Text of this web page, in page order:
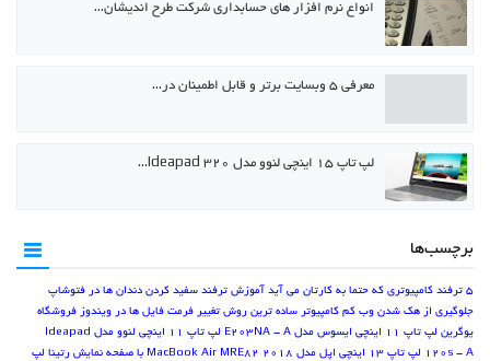
انواع نرم افزار های حسابداری شرکت طرح اندیشان…
معرفی ۵ وبسایت برتر و قابل اطمینان در…
لپ تاپ ۱۵ اینچی لنوو مدل Ideapad 320…
برچسب‌ها
5 ترفند کامپیوتری که حتما به کارتان می آید
آموزش ترفند سفید کردن دندان ها در فتوشاپ
جلوگیری از هک شدن وب کم کامپیوتر ساده ترین روش تغییر فرمت فایل ها در ویندوز فروشگاه
یوگرین لپ تاپ 11 اینچی ایسوس مدل E203NA - A
لپ تاپ 11 اینچی لنوو مدل Ideapad
120s - A لپ تاپ 13 اینچی اپل مدل MacBook Air MRE82 2018 با صفحه نمایش رتینا
لپ